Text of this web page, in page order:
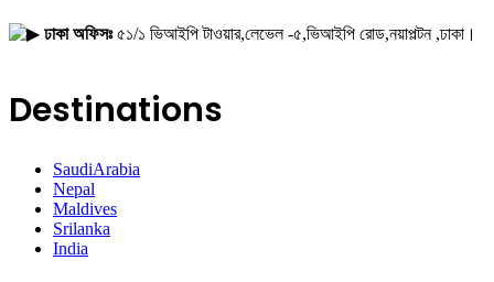
ঢাকা অফিসঃ৫১/১ ভিআইপি টাওয়ার,লেভেল -৫,ভিআইপি রোড,নয়াপল্টন ,ঢাকা।
Destinations
SaudiArabia
Nepal
Maldives
Srilanka
India